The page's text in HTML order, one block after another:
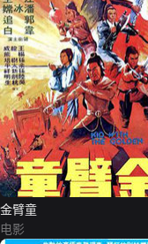
金臂童
电影